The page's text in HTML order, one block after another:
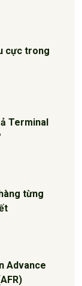
cực trong
Terminal
từng
Advance